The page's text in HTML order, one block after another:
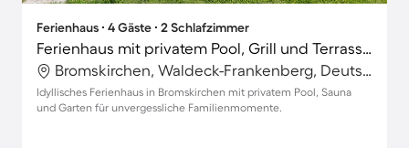
Ferienhaus ∙ 4 Gäste ∙ 2 Schlafzimmer
Ferienhaus mit privatem Pool, Grill und Terrasse | Perfekt für die Arbeit von Zuhause
Bromskirchen, Waldeck-Frankenberg, Deutschland
Idyllisches Ferienhaus in Bromskirchen mit privatem Pool, Sauna
und Garten für unvergessliche Familienmomente.